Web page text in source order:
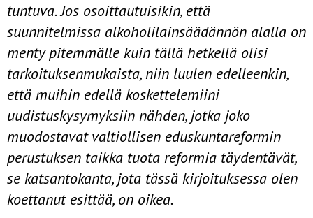
tuntuva. Jos osoittautuisikin, että
suunnitelmissa alkoholilainsäädännön alalla on
menty pitemmälle kuin tällä hetkellä olisi
tarkoituksenmukaista, niin luulen edelleenkin,
että muihin edellä koskettelemiini
uudistuskysymyksiin nähden, jotka joko
muodostavat valtiollisen eduskuntareformin
perustuksen taikka tuota reformia täydentävät,
se katsantokanta, jota tässä kirjoituksessa olen
koettanut esittää, on oikea.